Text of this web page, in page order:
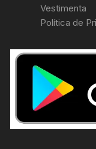
Vestimenta
Política de